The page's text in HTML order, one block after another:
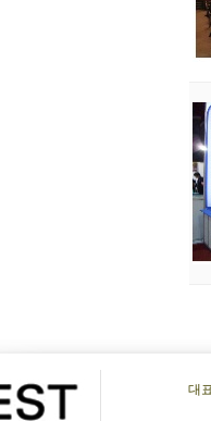
대